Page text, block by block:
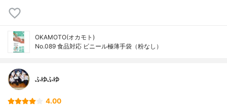
OKAMOTO(オカモト)
No.089 食品対応 ビニール極薄手袋（粉なし）
ふゆふゆ
4.00